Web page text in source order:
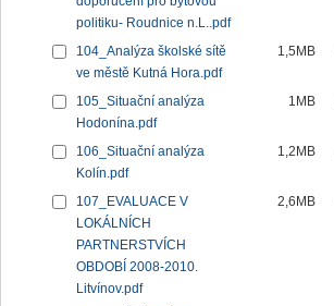
politiku- Roudnice n.L..pdf
104_Analýza školské sítě
ve městě Kutná Hora.pdf
1,5MB
105_Situační analýza
Hodonína.pdf
1MB
106_Situační analýza
Kolín.pdf
1,2MB
107_EVALUACE V
LOKÁLNÍCH
PARTNERSTVÍCH
OBDOBÍ 2008-2010.
Litvínov.pdf
2,6MB